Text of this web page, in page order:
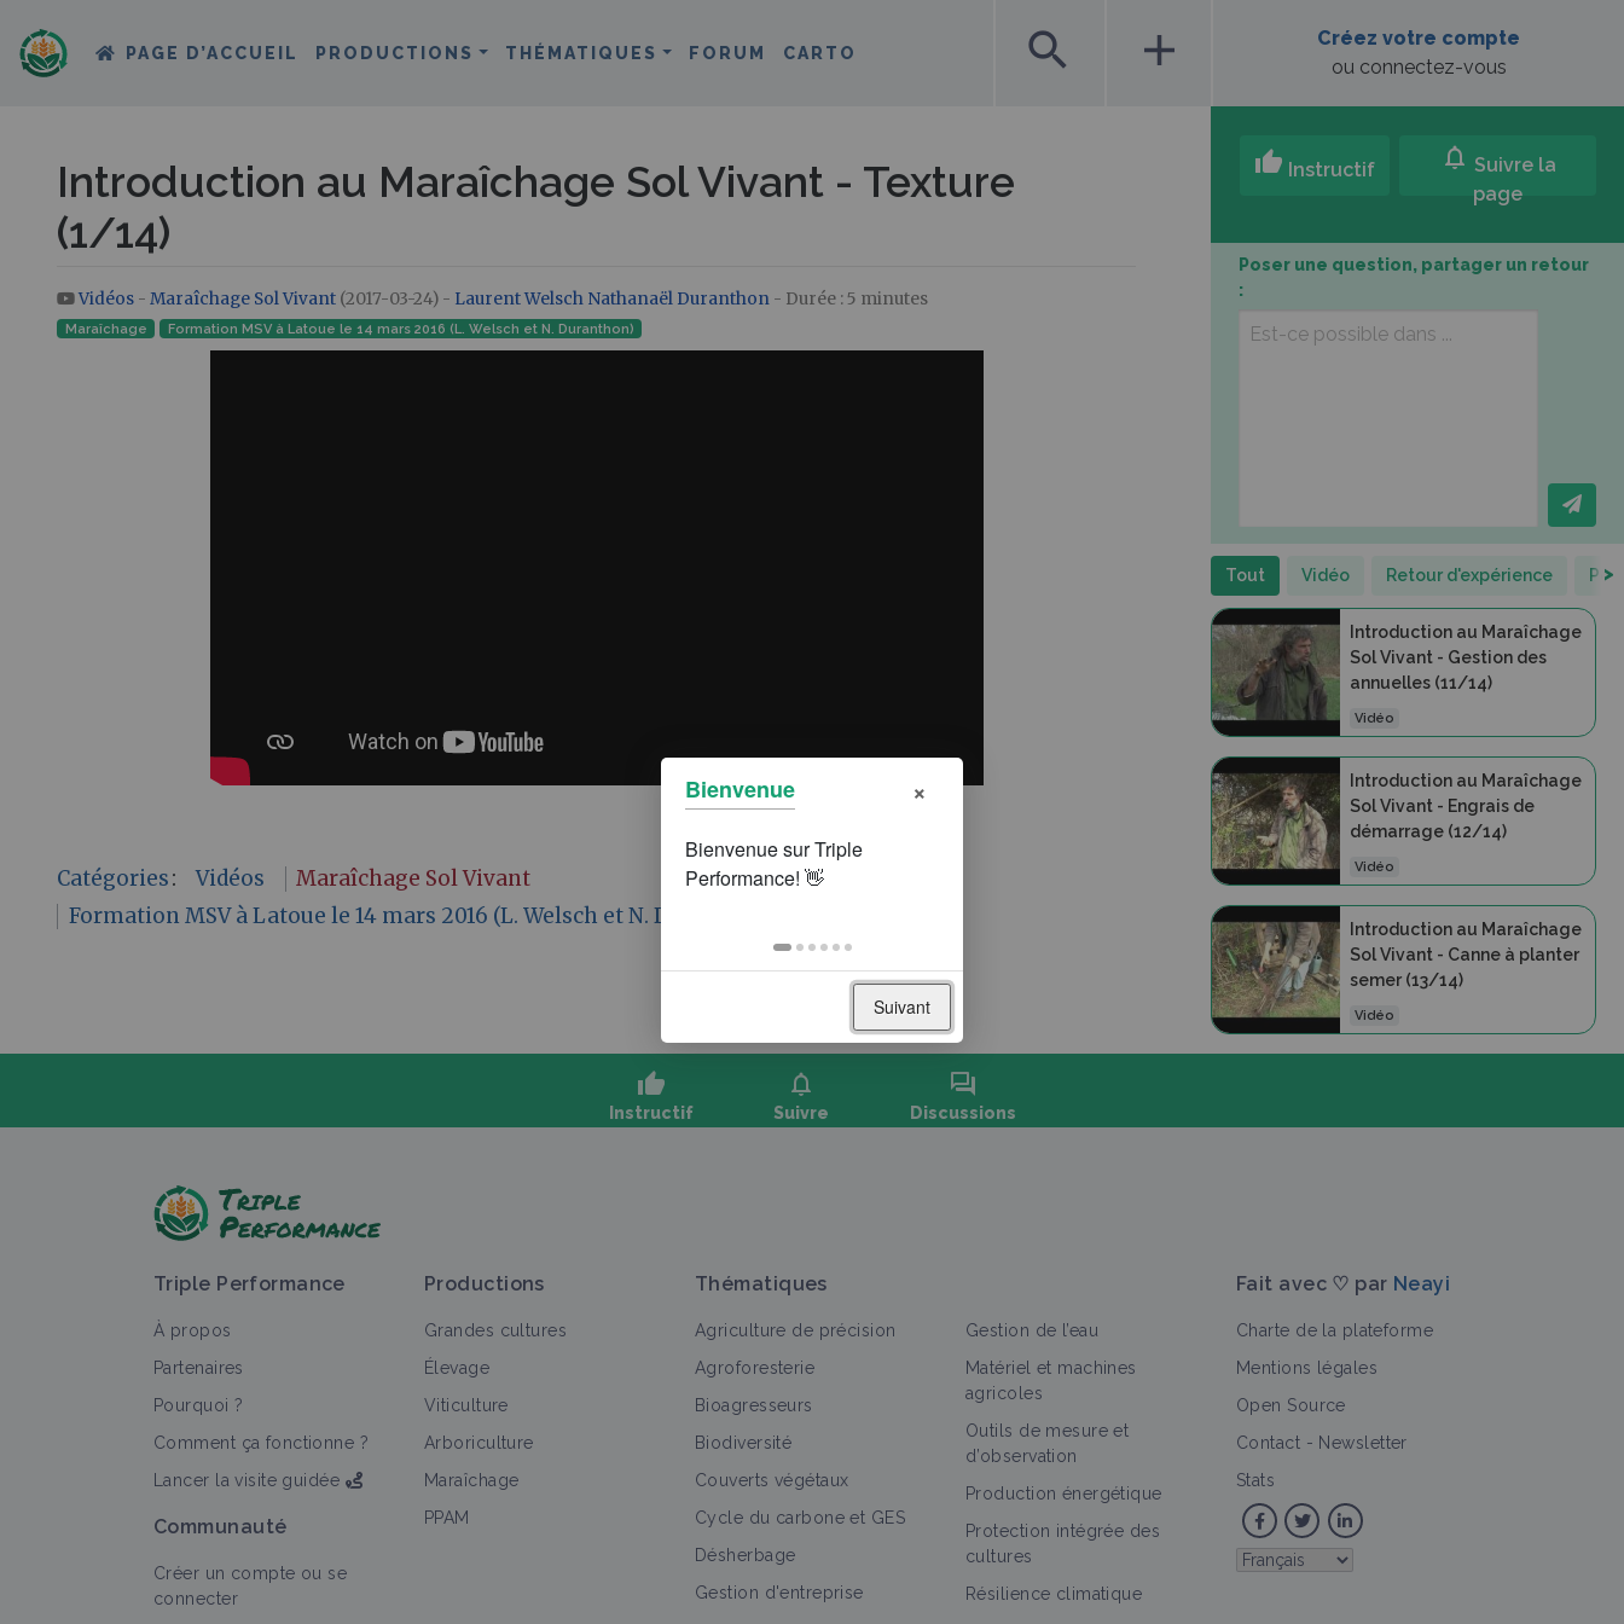
PAGE D’ACCUEIL PRODUCTIONS THÉMATIQUES FORUM CARTO search add
Créez votre compte
ou connectez-vous
Introduction au Maraîchage Sol Vivant - Texture
(1/14)
Aller à :navigation,rechercher
Vidéos - Maraîchage Sol Vivant (2017-03-24) - Laurent Welsch Nathanaël Duranthon - Durée : 5 minutes
Maraîchage Formation MSV à Latoue le 14 mars 2016 (L. Welsch et N. Duranthon)
Catégories: Vidéos
Maraîchage Sol Vivant
Formation MSV à Latoue le 14 mars 2016 (L. Welsch et N. Duranthon)
thumb_up Instructif notifications Suivre la
page
Poser une question, partager un retour
:
Tout Vidéo Retour d'expérience >
Introduction au Maraîchage
Sol Vivant - Gestion des
annuelles (11/14)
Vidéo
Introduction au Maraîchage
Sol Vivant - Engrais de
démarrage (12/14)
Vidéo
Introduction au Maraîchage
Sol Vivant - Canne à planter
semer (13/14)
Vidéo
thumb_up
Instructif
notifications
Suivre
forum
Discussions
Tout Retour d'expérience Portail thématique Structure
>
Introduction au Maraîchage Sol Vivant -
Gestion des annuelles (11/14)
Vidéo
Triple Performance
À propos
Partenaires
Pourquoi ?
Comment ça fonctionne ?
Lancer la visite guidée
Communauté
Créer un compte ou se
connecter
Productions
Grandes cultures
Élevage
Viticulture
Arboriculture
Maraîchage
PPAM
Thématiques
Agriculture de précision
Agroforesterie
Bioagresseurs
Biodiversité
Couverts végétaux
Cycle du carbone et GES
Désherbage
Gestion d'entreprise
Gestion de l’eau
Matériel et machines
agricoles
Outils de mesure et
d’observation
Production énergétique
Protection intégrée des
cultures
Résilience climatique
Fait avec ♡ par Neayi
Charte de la plateforme
Mentions légales
Open Source
Contact - Newsletter
Stats
Bienvenue ×
Suivant